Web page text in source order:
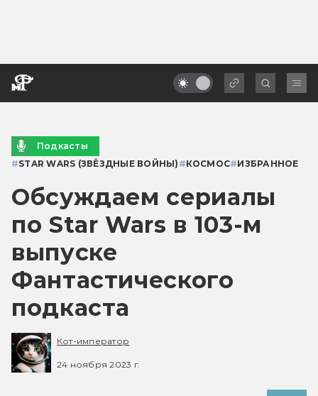
Подкасты
#STAR WARS (ЗВЁЗДНЫЕ ВОЙНЫ) #КОСМОС#ИЗБРАННОЕ
Обсуждаем сериалы
по Star Wars в 103-м
выпуске
Фантастического
подкаста
Кот-император
24 ноября 2023 г.